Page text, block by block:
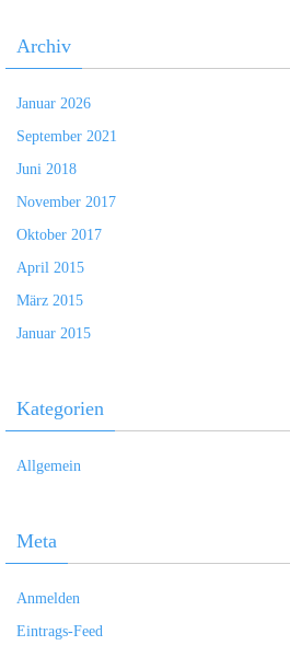
Archiv
Januar 2026
September 2021
Juni 2018
November 2017
Oktober 2017
April 2015
März 2015
Januar 2015
Kategorien
Allgemein
Meta
Anmelden
Eintrags-Feed